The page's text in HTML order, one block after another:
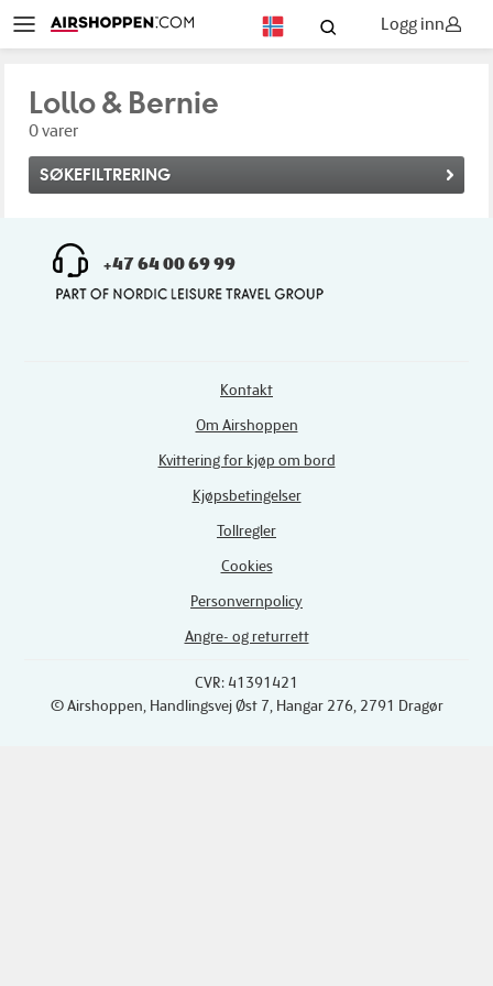
Logg inn
Lollo & Bernie
0 varer
SØKEFILTRERING
+47 64 00 69 99
Kontakt
Om Airshoppen
Kvittering for kjøp om bord
Kjøpsbetingelser
Tollregler
Cookies
Personvernpolicy
Angre- og returrett
CVR: 41391421
© Airshoppen , Handlingsvej Øst 7, Hangar 276, 2791 Dragør